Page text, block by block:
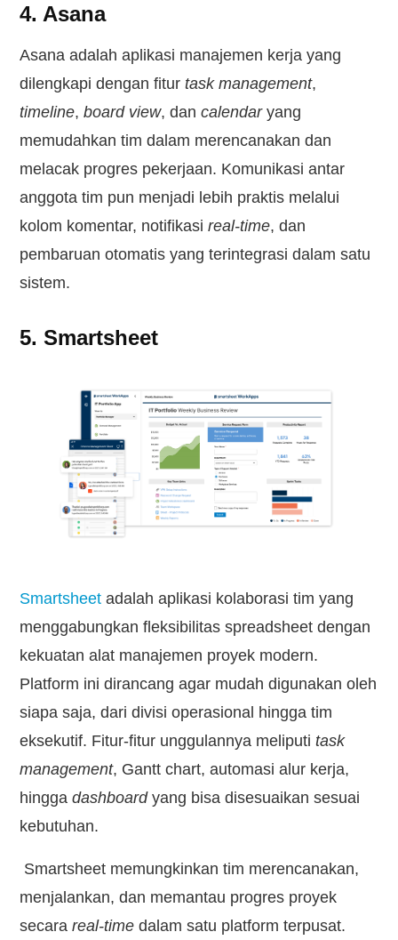
4. Asana
Asana adalah aplikasi manajemen kerja yang
dilengkapi dengan fiturtask management,
timeline,board view, dancalendaryang
memudahkan tim dalam merencanakan dan
melacak progres pekerjaan. Komunikasi antar
anggota tim pun menjadi lebih praktis melalui
kolom komentar, notifikasireal-time, dan
pembaruan otomatis yang terintegrasi dalam satu
sistem.
5. Smartsheet
Smartsheet adalah aplikasi kolaborasi tim yang
menggabungkan fleksibilitas spreadsheet dengan
kekuatan alat manajemen proyek modern.
Platform ini dirancang agar mudah digunakan oleh
siapa saja, dari divisi operasional hingga tim
eksekutif. Fitur-fitur unggulannya meliputitask
management, Gantt chart, automasi alur kerja,
hinggadashboardyang bisa disesuaikan sesuai
kebutuhan.
Smartsheet memungkinkan tim merencanakan,
menjalankan, dan memantau progres proyek
secarareal-time dalam satu platform terpusat.